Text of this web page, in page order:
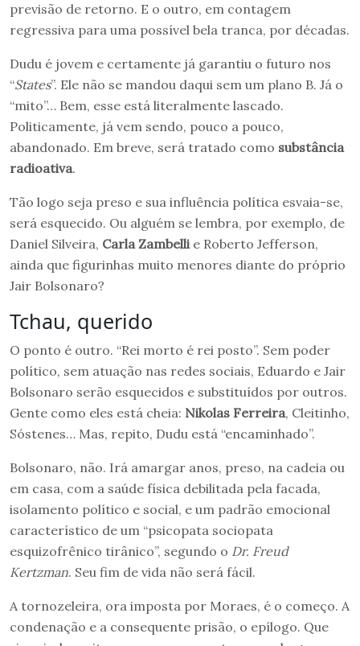
previsão de retorno. E o outro, em contagem
regressiva para uma possível bela tranca, por décadas.
Dudu é jovem e certamente já garantiu o futuro nos
“States”. Ele não se mandou daqui sem um plano B. Já o
“mito”… Bem, esse está literalmente lascado.
Politicamente, já vem sendo, pouco a pouco,
abandonado. Em breve, será tratado como substância
radioativa.
Tão logo seja preso e sua influência política esvaia-se,
será esquecido. Ou alguém se lembra, por exemplo, de
Daniel Silveira, Carla Zambellie Roberto Jefferson,
ainda que figurinhas muito menores diante do próprio
Jair Bolsonaro?
Tchau, querido
O ponto é outro. “Rei morto é rei posto”. Sem poder
político, sem atuação nas redes sociais, Eduardo e Jair
Bolsonaro serão esquecidos e substituídos por outros.
Gente como eles está cheia: Nikolas Ferreira, Cleitinho,
Sóstenes… Mas, repito, Dudu está “encaminhado”.
Bolsonaro, não. Irá amargar anos, preso, na cadeia ou
em casa, com a saúde física debilitada pela facada,
isolamento político e social, e um padrão emocional
característico de um “psicopata sociopata
esquizofrênico tirânico”, segundo o Dr. Freud
Kertzman. Seu fim de vida não será fácil.
A tornozeleira, ora imposta por Moraes, é o começo. A
condenação e a consequente prisão, o epílogo. Que